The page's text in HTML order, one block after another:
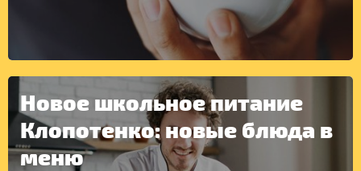
ДРУГОЕ
Новое школьное питание
Клопотенко: новые блюда в
меню